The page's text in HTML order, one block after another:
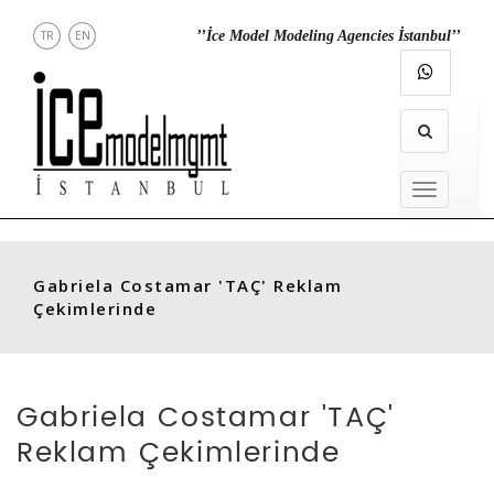
DİREKT
TR EN ’’İce Model Modeling Agencies İstanbul’’
MENU
MENU
Gabriela Costamar 'TAÇ' Reklam
Çekimlerinde
Gabriela Costamar 'TAÇ'
Reklam Çekimlerinde